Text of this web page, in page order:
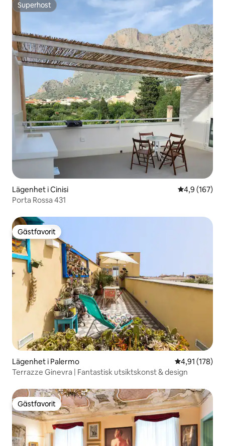
Superhost
Superhost
Lägenhet i Cinisi 4,9 av 5 i
4,9 (167)
Porta Rossa 431
Gästfavorit
Gästfavorit
Lägenhet i Palermo 4,91 av 5 i
4,91 (178)
Terrazze Ginevra | Fantastisk utsiktskonst & design
Gästfavorit
Gästfavorit